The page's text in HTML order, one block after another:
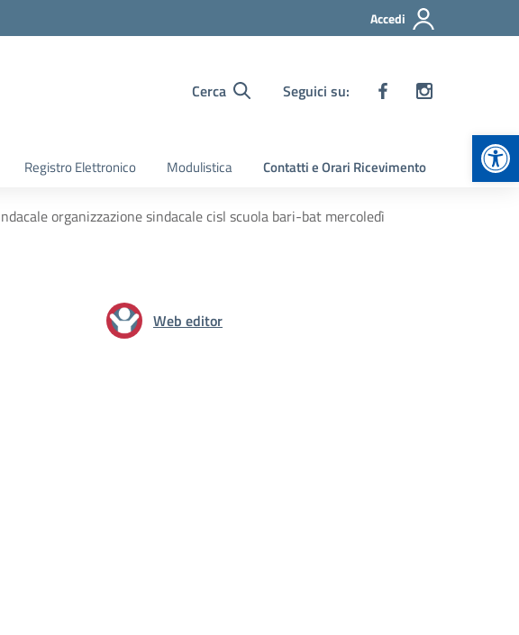
Accedi
Cerca Seguici su:
Registro Elettronico Modulistica Contatti e Orari Ricevimento
organizzazione sindacale cisl scuola bari-bat mercoledì
Web editor